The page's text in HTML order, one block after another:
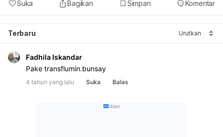
Suka Bagikan Simpan Komentar
Terbaru Urutkan
Fadhila Iskandar
Pake transflumin.bunsay
4 tahun yang lalu Suka Balas
Iklan